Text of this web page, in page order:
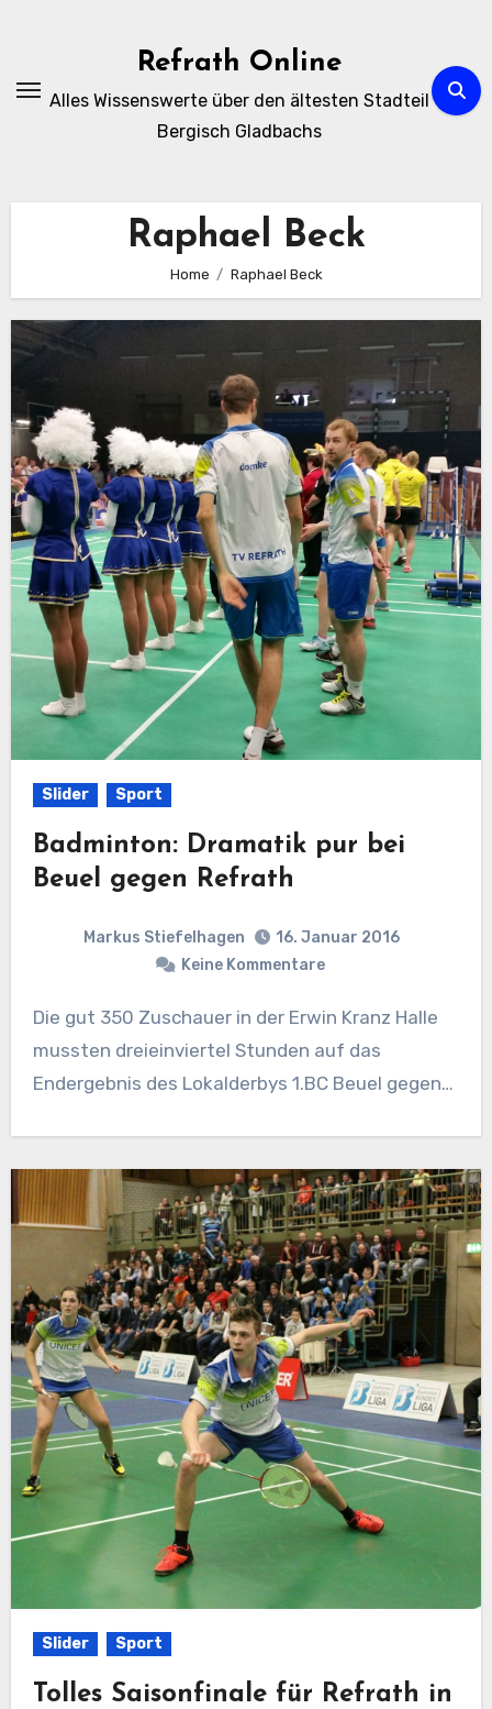
Refrath Online
Alles Wissenswerte über den ältesten Stadteil
Bergisch Gladbachs
Raphael Beck
Home Raphael Beck
Slider Sport
Badminton: Dramatik pur bei
Beuel gegen Refrath
Markus Stiefelhagen
16. Januar 2016
Keine Kommentare
Die gut 350 Zuschauer in der Erwin Kranz Halle
mussten dreieinviertel Stunden auf das
Endergebnis des Lokalderbys 1.BC Beuel gegen…
Slider Sport
Tolles Saisonfinale für Refrath in